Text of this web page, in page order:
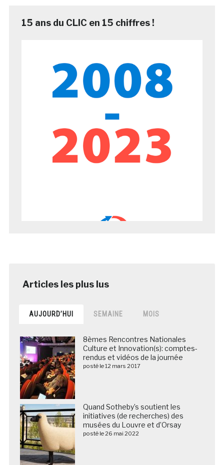
15 ans du CLIC en 15 chiffres !
AUJOURD’HUI SEMAINE MOIS
8èmes Rencontres Nationales
Culture et Innovation(s): comptes-
rendus et vidéos de la journée
posté le 12 mars 2017
Quand Sotheby’s soutient les
initiatives (de recherches) des
musées du Louvre et d’Orsay
posté le 26 mai 2022